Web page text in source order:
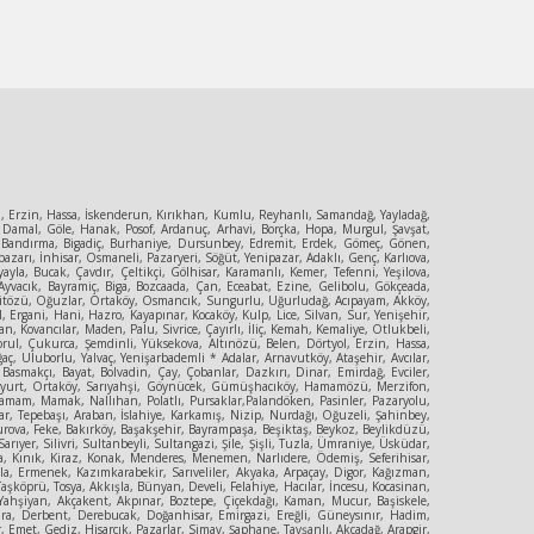
Hassa, İskenderun, Kırıkhan, Kumlu, Reyhanlı, Samandağ, Yayladağ,
Göle, Hanak, Posof, Ardanuç, Arhavi, Borçka, Hopa, Murgul, Şavşat,
Bigadiç, Burhaniye, Dursunbey, Edremit, Erdek, Gömeç, Gönen,
İnhisar, Osmaneli, Pazaryeri, Söğüt, Yenipazar, Adaklı, Genç, Karlıova,
Bucak, Çavdır, Çeltikçi, Gölhisar, Karamanlı, Kemer, Tefenni, Yeşilova,
Bayramiç, Biga, Bozcaada, Çan, Eceabat, Ezine, Gelibolu, Gökçeada,
Oğuzlar, Ortaköy, Osmancık, Sungurlu, Uğurludağ, Acıpayam, Akköy,
Hani, Hazro, Kayapınar, Kocaköy, Kulp, Lice, Silvan, Sur, Yenişehir,
Kovancılar, Maden, Palu, Sivrice, Çayırlı, İliç, Kemah, Kemaliye, Otlukbeli,
Çukurca, Şemdinli, Yüksekova, Altınözü, Belen, Dörtyol, Erzin, Hassa,
Uluborlu, Yalvaç, Yenişarbademli * Adalar, Arnavutköy, Ataşehir, Avcılar,
Bayat, Bolvadin, Çay, Çobanlar, Dazkırı, Dinar, Emirdağ, Evciler,
Ortaköy, Sarıyahşi, Göynücek, Gümüşhacıköy, Hamamözü, Merzifon,
Mamak, Nallıhan, Polatlı, Pursaklar,Palandöken, Pasinler, Pazaryolu,
Araban, İslahiye, Karkamış, Nizip, Nurdağı, Oğuzeli, Şahinbey,
Feke, Bakırköy, Başakşehir, Bayrampaşa, Beşiktaş, Beykoz, Beylikdüzü,
Silivri, Sultanbeyli, Sultangazi, Şile, Şişli, Tuzla, Ümraniye, Üsküdar,
Kınık, Kiraz, Konak, Menderes, Menemen, Narlıdere, Ödemiş, Seferihisar,
Kazımkarabekir, Sarıveliler, Akyaka, Arpaçay, Digor, Kağızman,
Tosya, Akkışla, Bünyan, Develi, Felahiye, Hacılar, İncesu, Kocasinan,
Akçakent, Akpınar, Boztepe, Çiçekdağı, Kaman, Mucur, Başiskele,
Derbent, Derebucak, Doğanhisar, Emirgazi, Ereğli, Güneysınır, Hadim,
Gediz, Hisarcık, Pazarlar, Simav, Şaphane, Tavşanlı, Akçadağ, Arapgir,